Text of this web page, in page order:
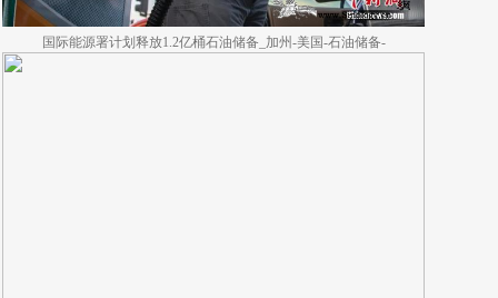
国际能源署计划释放1.2亿桶石油储备_加州-美国-石油储备-